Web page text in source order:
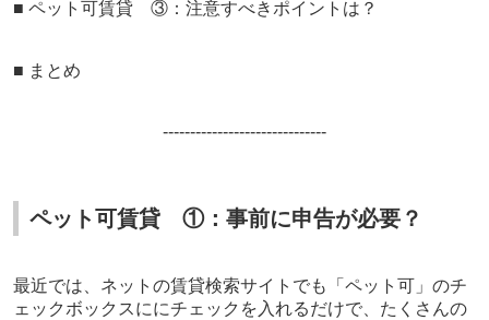
■ ペット可賃貸 ③：注意すべきポイントは？
■ まとめ
------------------------------
ペット可賃貸 ①：事前に申告が必要？
最近では、ネットの賃貸検索サイトでも「ペット可」のチ
ェックボックスににチェックを入れるだけで、たくさんの